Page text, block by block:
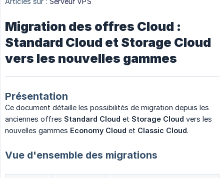
Migration des offres Cloud :
Standard Cloud et Storage Cloud
vers les nouvelles gammes
Présentation
Ce document détaille les possibilités de migration depuis les
anciennes offres Standard Cloud et Storage Cloud vers les
nouvelles gammes Economy Cloud et Classic Cloud.
Vue d'ensemble des migrations